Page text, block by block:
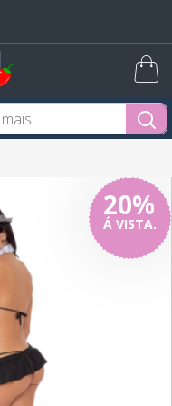
20%
Á VISTA.